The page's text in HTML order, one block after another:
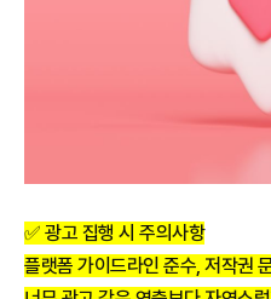
✅광고 집행 시 주의사항
플랫폼 가이드라인 준수, 저작권